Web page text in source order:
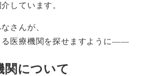
しています。
さんが、
る医療機関を探せますように――
関について